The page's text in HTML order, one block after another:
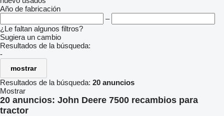
Año de fabricación
–
¿Le faltan algunos filtros?
Sugiera un cambio
Resultados de la búsqueda:
-
mostrar
Resultados de la búsqueda: 20 anuncios
Mostrar
20 anuncios: John Deere 7500 recambios para
tractor